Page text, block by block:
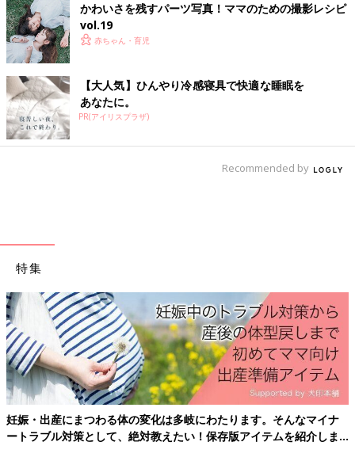
ゃんが多いもの。そんな赤ちゃんでもパクパク
食べられるのが、このバナナあえレシピ。 バナ
ナの甘みととろみで、苦手なほうれん草が克服
さつまいもと玉ねぎのスープ 作り方・
5,6ヶ月ごろから使える、野菜や果物などビタ
ミン類を含む食材を使った、体の調子を整える
ビタミンのレシピをご紹介。さつまいもと玉ね
ぎのスープ
期 5～6ヶ月ごろ【動画】
離乳初期 5～6カ月ごろ「しらす」のレシピ
5,6ヶ月ごろの離乳食★レンチンだけで
OK！簡単レシピ４選
少量の食材を下ゆでする手間がなく、鍋も使わ
ずに短時間でできる「レンチン離乳食」レシピ
かわいさを残すパーツ写真！ママのための撮影レシピ
vol.19
赤ちゃん・育児
【大人気】ひんやり冷感寝具で快適な睡眠を
あなたに。
PR(アイリスプラザ)
Recommended by
特集
妊娠・出産にまつわる体の変化は多岐にわたります。そんなマイナ
ートラブル対策として、絶対教えたい！保存版アイテムを紹介しま